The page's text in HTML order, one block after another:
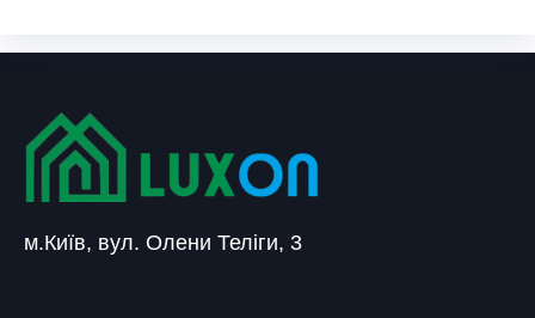
м.Київ, вул. Олени Теліги, 3